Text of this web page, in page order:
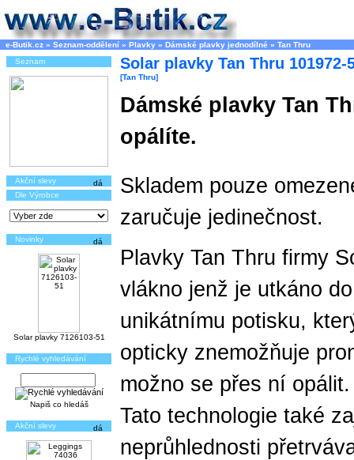
e-Butik.cz » Seznam-oddělení » Plavky » Dámské plavky jednodílné » Tan Thru
Seznam
Akční slevy
Dle Výrobce
Novinky
Solar plavky 7126103-51
Rychlé vyhledávání
Napiš co hledáš
Akční slevy
Solar plavky Tan Thru 101972-
[Tan Thru]
Dámské plavky Tan
opálíte.
Skladem pouze
zaručuje jedinečnost.
Plavky Tan Thru firmy
vlákno jenž je utkáno
unikátnímu potisku,
opticky znemožňuje
možno se přes ní opálit.
Tato technologie také
neprůhlednosti